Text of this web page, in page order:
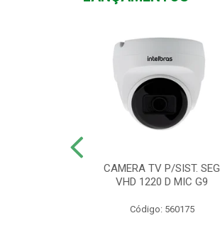
CAMERA TV P/SIST. SEG
VHD 1220 D MIC G9
Código: 560175